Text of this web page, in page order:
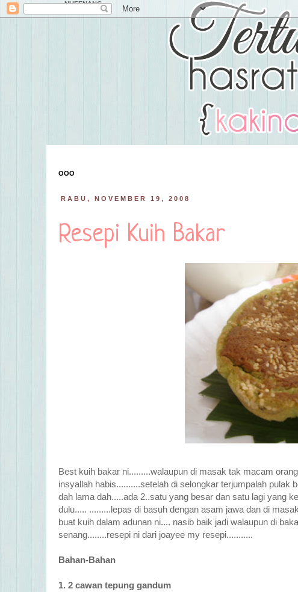
NUFFNANG
OOO
RABU, NOVEMBER 19, 2008
Resepi Kuih Bakar
Best kuih bakar ni.........walaupun di masak tak macam
insyallah habis..........setelah di selongkar terjumpalah
dah lama dah.....ada 2..satu yang besar dan satu lagi yang
dulu..... .........lepas di basuh dengan asam jawa dan di
buat kuih dalam adunan ni.... nasib baik jadi walaupun di
senang........resepi ni dari joayee my resepi...........
Bahan-Bahan
1. 2 cawan tepung gandum